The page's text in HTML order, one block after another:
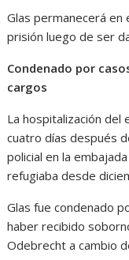
Glas permanecerá
prisión luego de ser
Condenado por
cargos
La hospitalización del
cuatro días después
policial en la
refugiaba desde
Glas fue condenado
haber recibido
Odebrecht a cambio